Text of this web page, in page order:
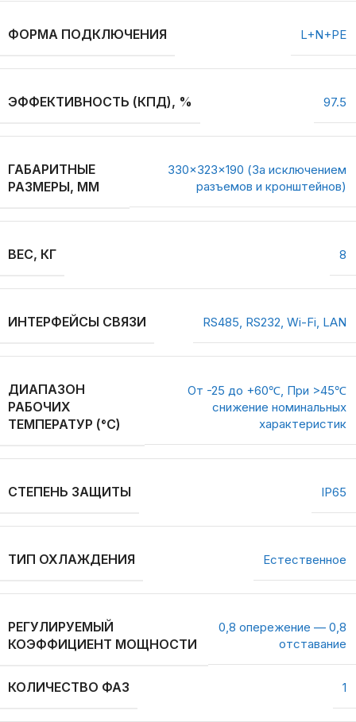
ФОРМА ПОДКЛЮЧЕНИЯ L+N+PE
ЭФФЕКТИВНОСТЬ (КПД), % 97.5
ГАБАРИТНЫЕ
РАЗМЕРЫ, ММ
330×323×190 (За исключением
разъемов и кронштейнов)
ВЕС, КГ 8
ИНТЕРФЕЙСЫ СВЯЗИ RS485, RS232, Wi-Fi, LAN
ДИАПАЗОН
РАБОЧИХ
ТЕМПЕРАТУР (°C)
От -25 до +60℃, При >45℃
снижение номинальных
характеристик
СТЕПЕНЬ ЗАЩИТЫ IP65
ТИП ОХЛАЖДЕНИЯ Естественное
РЕГУЛИРУЕМЫЙ
КОЭФФИЦИЕНТ МОЩНОСТИ
0,8 опережение — 0,8
отставание
КОЛИЧЕСТВО ФАЗ 1